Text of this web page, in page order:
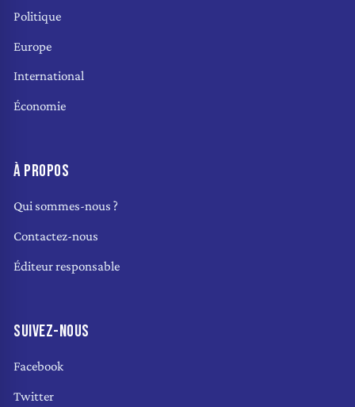
Politique
Europe
International
Économie
À PROPOS
Qui sommes-nous ?
Contactez-nous
Éditeur responsable
SUIVEZ-NOUS
Facebook
Twitter